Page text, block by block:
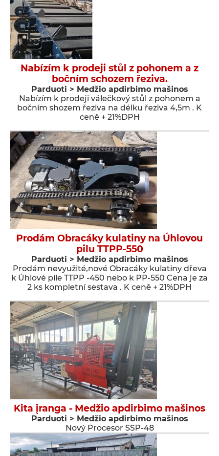
Nabízím k prodeji stůl z pohonem a z
bočním schozem řeziva.
Parduoti > Medžio apdirbimo mašinos
Nabízím k prodeji válečkový stůl z pohonem a
bočním shozem řeziva na délku řeziva 4,5m . K
ceně + 21%DPH
Prodám Obracáky kulatiny na Úhlovou
pilu TTPP-550
Parduoti > Medžio apdirbimo mašinos
Prodám nevyužité,nové Obracáky kulatiny dřeva
k Úhlové pile TTPP -450 nebo k PP-550 Cena je za
2 ks kompletní sestava . K ceně + 21%DPH
Kita įranga - Medžio apdirbimo mašinos
Parduoti > Medžio apdirbimo mašinos
Nový Procesor SSP-48